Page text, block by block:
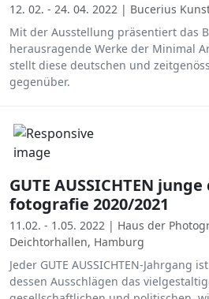
12. 02. - 24. 04. 2022 | Bucerius
Mit der Ausstellung präsentiert das
herausragende Werke der Minimal
stellt diese deutschen und
gegenüber.
GUTE AUSSICHTEN
fotografie 2020/2021
11.02. - 1.05. 2022 | Haus der
Deichtorhallen, Hamburg
Jeder GUTE AUSSICHTEN-Jahrgang
dessen Ausschlägen das